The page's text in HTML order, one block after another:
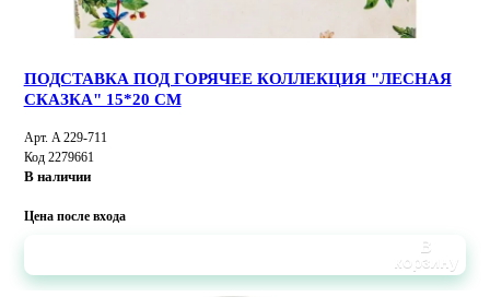
ПОДСТАВКА ПОД ГОРЯЧЕЕ КОЛЛЕКЦИЯ "ЛЕСНАЯ
СКАЗКА" 15*20 СМ
Арт. A 229-711
Код 2279661
В наличии
Цена после входа
В
корзину